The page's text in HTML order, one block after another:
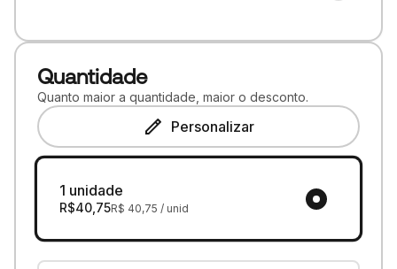
Quantidade
Quanto maior a quantidade, maior o desconto.
Personalizar
1 unidade
R$40,75R$ 40,75 / unid